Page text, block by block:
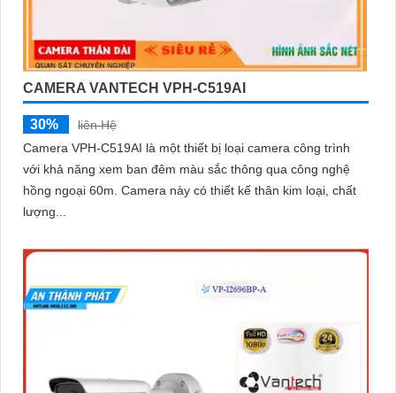
CAMERA VANTECH VPH-C519AI
30%
liên Hệ
Camera VPH-C519AI là một thiết bị loại camera công trình
với khả năng xem ban đêm màu sắc thông qua công nghệ
hồng ngoại 60m. Camera này có thiết kế thân kim loại, chất
lượng...